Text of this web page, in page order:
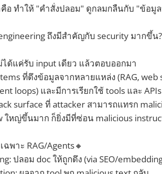
อ ทำให้ "คำสั่งปลอม" ดูกลมกลืนกับ "ข้อมู
ถึงมีสำคัญกับ security มากขึ้น?
ด้แค่รับ input เดียว แล้วตอบออกมา
ที่ดึงข้อมูลจากหลายแหล่ง (RAG, web
loops) และมีการเรียกใช้ tools และ
surface ที่ attacker สามารถแทรก
ใหญ่ขึ้นมาก ก็ยิ่งมีที่ซ่อน malicious
ฉพาะ RAG/Agents🔸
ปลอม doc ให้ถูกดึง (via SEO/